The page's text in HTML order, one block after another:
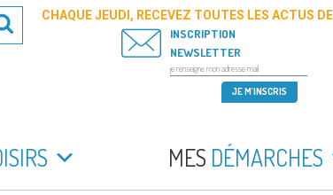
Recherche
CHAQUE JEUDI, RECEVEZ TOUTES LES ACTUS
INSCRIPTION
NEWSLETTER
MES DÉMARCHES